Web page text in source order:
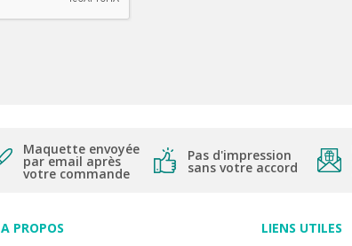
Maquette envoyée
par email après
votre commande
Pas d'impression
sans votre accord
A PROPOS LIENS UTILES